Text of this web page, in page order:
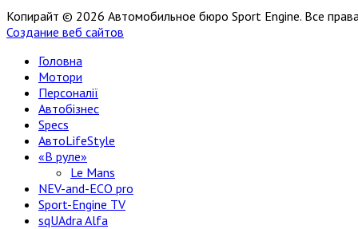
Копирайт © 2026 Автомобильное бюро Sport Engine. Все
Создание веб сайтов
Головна
Мотори
Персоналії
Автобізнес
Specs
АвтоLifeStyle
«В руле»
Le Mans
NEV-and-ECO pro
Sport-Engine TV
sqUAdra Alfa